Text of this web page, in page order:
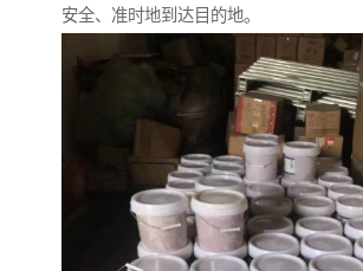
安全、准时地到达目的地。